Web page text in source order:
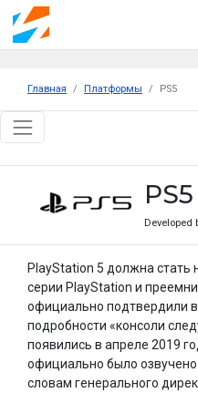
Главная Платформы PS5
PS5
Developed
PlayStation 5 должна стать
серии PlayStation и
официально подтвердили
подробности «консоли
появились в апреле 2019
официально было
словам генерального